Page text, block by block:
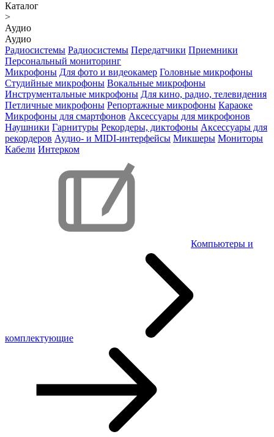
Каталог
>
Аудио
Аудио
Радиосистемы Радиосистемы Передатчики Приемники
Персональный мониторинг
Микрофоны Для фото и видеокамер Головные микрофоны
Студийные микрофоны Вокальные микрофоны
Инструментальные микрофоны Для кино, радио, телевидения
Петличные микрофоны Репортажные микрофоны Караоке
Микрофоны для смартфонов Аксессуары для микрофонов
Наушники Гарнитуры Рекордеры, диктофоны Аксессуары для
рекордеров Аудио- и MIDI-интерфейсы Микшеры Мониторы
Кабели Интерком
Компьютеры и
комплектующие